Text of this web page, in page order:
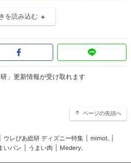
を読み込む
」更新情報が受け取れます
ページの先頭へ
ウレぴあ総研 ディズニー特集 mimot.
いパン うまい肉 Medery.